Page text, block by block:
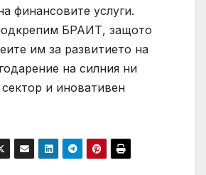
финансовите услуги.
БРАИТ, защото
им за развитието на
на силния ни
сектор и иновативен